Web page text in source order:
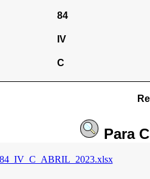
84
IV
C
Para